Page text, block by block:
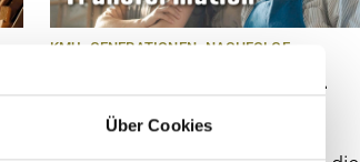
Über Cookies
KMU GENERATIONEN NACHFOLGE
Das Verkaufsmodell
Beim bekannten Appenzeller